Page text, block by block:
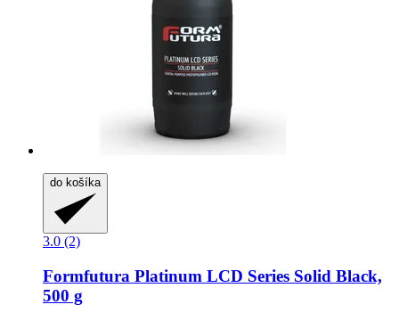
do košíka
3.0 (2)
Formfutura Platinum LCD Series Solid Black,
500 g